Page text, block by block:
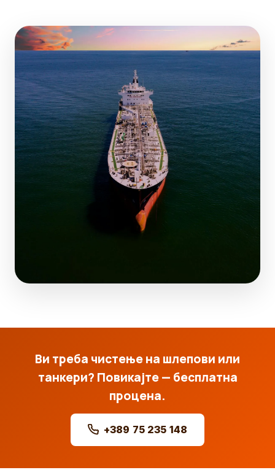
Ви треба чистење на шлепови или
танкери? Повикајте — бесплатна
процена.
+389 75 235 148